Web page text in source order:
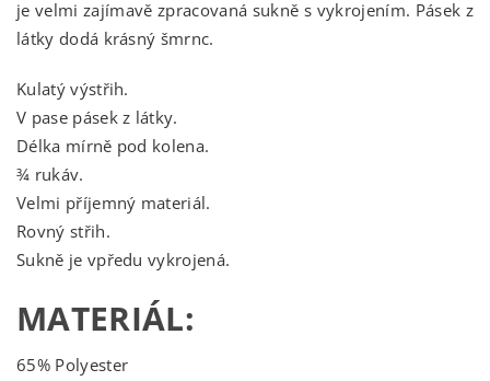
je velmi zajímavě zpracovaná sukně s vykrojením. Pásek z
látky dodá krásný šmrnc.
Kulatý výstřih.
V pase pásek z látky.
Délka mírně pod kolena.
¾ rukáv.
Velmi příjemný materiál.
Rovný střih.
Sukně je vpředu vykrojená.
MATERIÁL:
65% Polyester